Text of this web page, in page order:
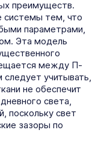
преимуществ.
системы тем, что
параметрами,
Эта модель
между П-
учитывать,
не обеспечит
света,
поскольку свет
зазоры по